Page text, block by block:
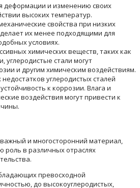
деформации и изменению своих
высоких температур.
свойства при низких
их менее подходящими для
условиях.
химических веществ, таких как
углеродистые стали могут
и другим химическим воздействиям.
углеродистых сталей
к коррозии. Влага и
воздействия могут привести к
важный и многосторонний материал,
роль в различных отраслях
превосходной
до высокоуглеродистых,